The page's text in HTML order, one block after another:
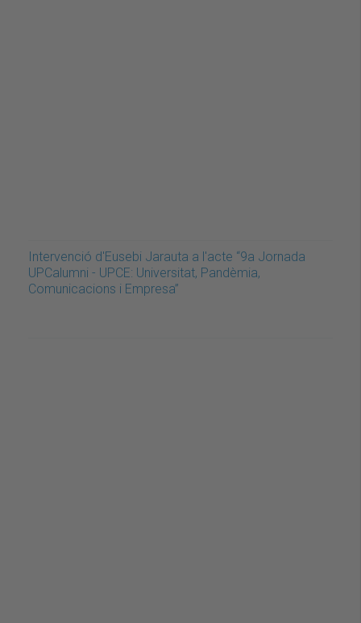
Intervenció d'Eusebi Jarauta a l'acte “9a Jornada
UPCalumni - UPCE: Universitat, Pandèmia,
Comunicacions i Empresa”